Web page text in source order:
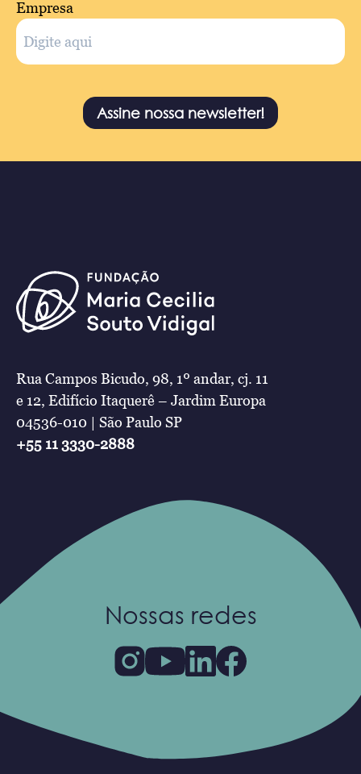
Empresa
Assine nossa newsletter!
Rua Campos Bicudo, 98, 1º andar, cj. 11
e 12, Edifício Itaquerê – Jardim Europa
04536-010 | São Paulo SP
+55 11 3330-2888
Nossas redes